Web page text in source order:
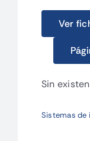
Ver
Sin
Sistemas de